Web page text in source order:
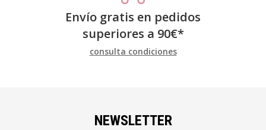
Envío gratis en pedidos
superiores a 90€*
consulta condiciones
NEWSLETTER